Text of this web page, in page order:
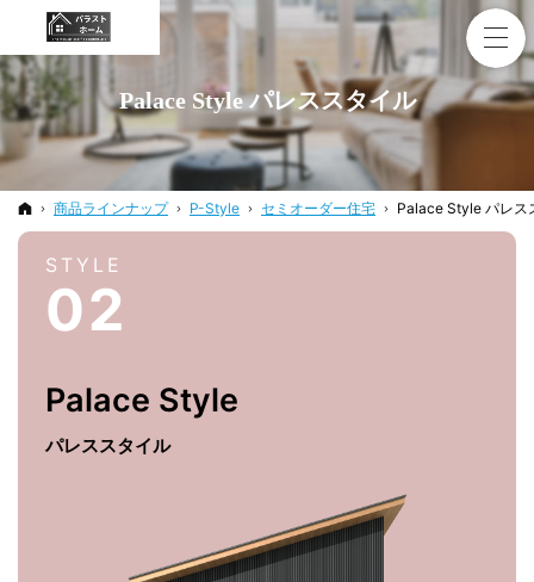
Palace Style パレススタイル
ホーム
商品ラインナップ P-Style セミオーダー住宅 Palace Style パレス
STYLE
02
Palace Style
パレススタイル